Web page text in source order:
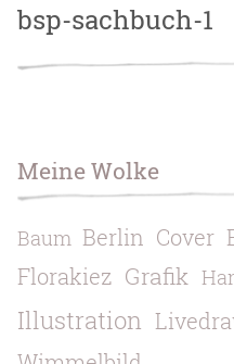
bsp-sachbuch-1
Meine Wolke
Baum Berlin Cover
Florakiez Grafik
Illustration